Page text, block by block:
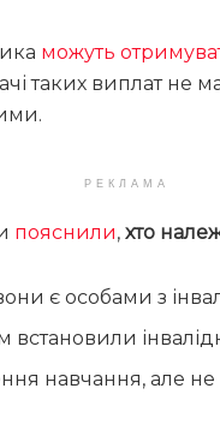
можуть
таких виплат не
РЕКЛАМА
пояснили, хто
є особами з
встановили
навчання, але